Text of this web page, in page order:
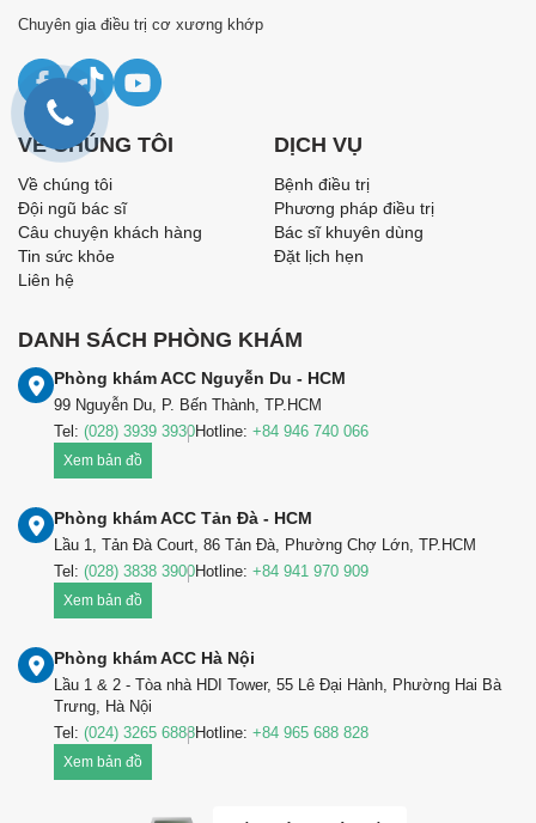
Chuyên gia điều trị cơ xương khớp
DANH SÁCH PHÒNG KHÁM
Phòng khám ACC Nguyễn Du - HCM
99 Nguyễn Du, P. Bến Thành, TP.HCM
Tel: (028) 3939 3930Hotline: +84 946 740 066
Xem bản đồ
Phòng khám ACC Tản Đà - HCM
Lầu 1, Tản Đà Court, 86 Tản Đà, Phường Chợ Lớn, TP.HCM
Tel: (028) 3838 3900Hotline: +84 941 970 909
Xem bản đồ
Phòng khám ACC Hà Nội
Lầu 1 & 2 - Tòa nhà HDI Tower, 55 Lê Đại Hành, Phường Hai Bà
Trưng, Hà Nội
Tel: (024) 3265 6888Hotline: +84 965 688 828
Xem bản đồ
VỀ CHÚNG TÔI
Về chúng tôi
Đội ngũ bác sĩ
Câu chuyện khách hàng
Tin sức khỏe
Liên hệ
DỊCH VỤ
Bệnh điều trị
Phương pháp điều trị
Bác sĩ khuyên dùng
Đặt lịch hẹn